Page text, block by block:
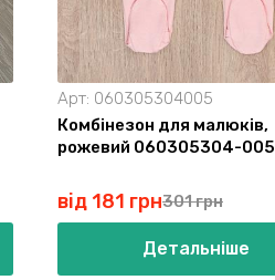
Арт: 060305304005
Комбінезон для малюків,
рожевий 060305304-005
від 181 грн301 грн
Детальніше